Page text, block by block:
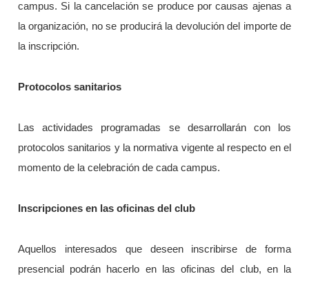
campus. Si la cancelación se produce por causas ajenas a
la organización, no se producirá la devolución del importe de
la inscripción.
Protocolos sanitarios
Las actividades programadas se desarrollarán con los
protocolos sanitarios y la normativa vigente al respecto en el
momento de la celebración de cada campus.
Inscripciones en las oficinas del club
Aquellos interesados que deseen inscribirse de forma
presencial podrán hacerlo en las oficinas del club, en la